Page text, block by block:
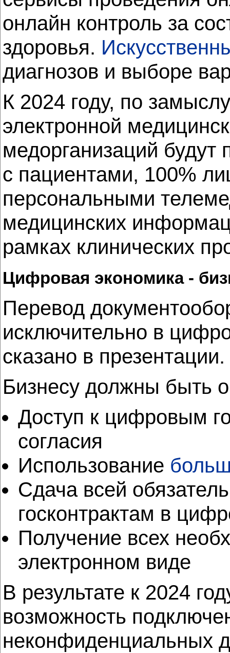
онлайн контроль за
здоровья.
диагнозов и выборе
К 2024 году, по
электронной
медорганизаций
с пациентами, 100%
персональными
медицинских
рамках клинических
Цифровая экономика -
Перевод
исключительно в
сказано в презентации.
Бизнесу должны быть
Доступ к цифровым
согласия
Использование
Сдача всей
госконтрактам в
Получение всех
электронном виде
В результате к 2024
возможность
неконфиденциальных